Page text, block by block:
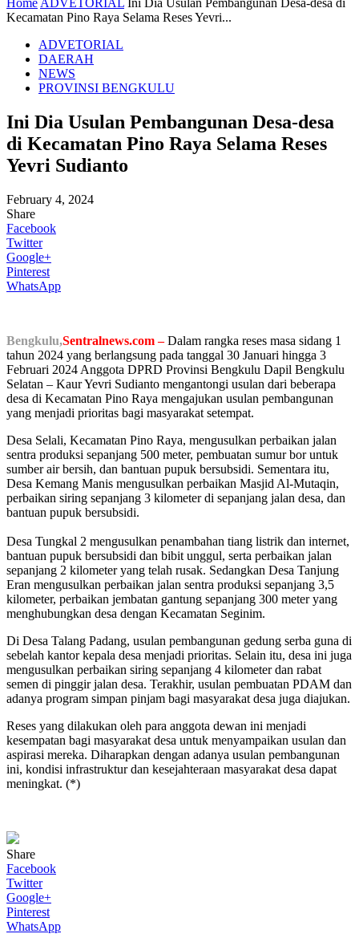
Home ADVETORIAL Ini Dia Usulan Pembangunan Desa-desa di
Kecamatan Pino Raya Selama Reses Yevri...
ADVETORIAL
DAERAH
NEWS
PROVINSI BENGKULU
Ini Dia Usulan Pembangunan Desa-desa
di Kecamatan Pino Raya Selama Reses
Yevri Sudianto
February 4, 2024
Share
Facebook
Twitter
Google+
Pinterest
WhatsApp
Bengkulu,Sentralnews.com –Dalam rangka reses masa sidang 1
tahun 2024 yang berlangsung pada tanggal 30 Januari hingga 3
Februari 2024 Anggota DPRD Provinsi Bengkulu Dapil Bengkulu
Selatan – Kaur Yevri Sudianto mengantongi usulan dari beberapa
desa di Kecamatan Pino Raya mengajukan usulan pembangunan
yang menjadi prioritas bagi masyarakat setempat.
Desa Selali, Kecamatan Pino Raya, mengusulkan perbaikan jalan
sentra produksi sepanjang 500 meter, pembuatan sumur bor untuk
sumber air bersih, dan bantuan pupuk bersubsidi. Sementara itu,
Desa Kemang Manis mengusulkan perbaikan Masjid Al-Mutaqin,
perbaikan siring sepanjang 3 kilometer di sepanjang jalan desa, dan
bantuan pupuk bersubsidi.
Desa Tungkal 2 mengusulkan penambahan tiang listrik dan internet,
bantuan pupuk bersubsidi dan bibit unggul, serta perbaikan jalan
sepanjang 2 kilometer yang telah rusak. Sedangkan Desa Tanjung
Eran mengusulkan perbaikan jalan sentra produksi sepanjang 3,5
kilometer, perbaikan jembatan gantung sepanjang 300 meter yang
menghubungkan desa dengan Kecamatan Seginim.
Di Desa Talang Padang, usulan pembangunan gedung serba guna di
sebelah kantor kepala desa menjadi prioritas. Selain itu, desa ini juga
mengusulkan perbaikan siring sepanjang 4 kilometer dan rabat
semen di pinggir jalan desa. Terakhir, usulan pembuatan PDAM dan
adanya program simpan pinjam bagi masyarakat desa juga diajukan.
Reses yang dilakukan oleh para anggota dewan ini menjadi
kesempatan bagi masyarakat desa untuk menyampaikan usulan dan
aspirasi mereka. Diharapkan dengan adanya usulan pembangunan
ini, kondisi infrastruktur dan kesejahteraan masyarakat desa dapat
meningkat. (*)
Share
Facebook
Twitter
Google+
Pinterest
WhatsApp